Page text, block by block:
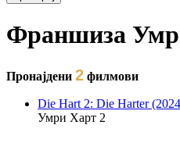
Франшиза
Пронајдени 2 филмови
Die Hart 2: Die Harter
Умри Харт 2